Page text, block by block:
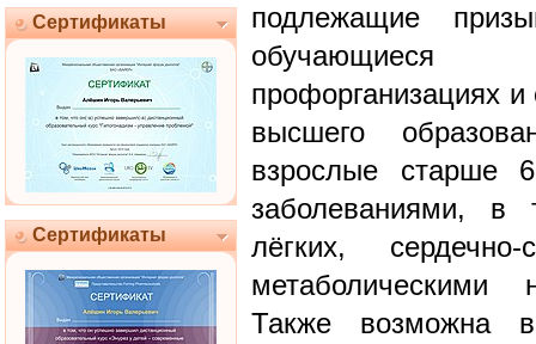
Сертификаты
Сертификаты
подлежащие
профорганизациях и
высшего
взрослые старше
заболеваниями, в
лёгких, сердечно-
Также возможна